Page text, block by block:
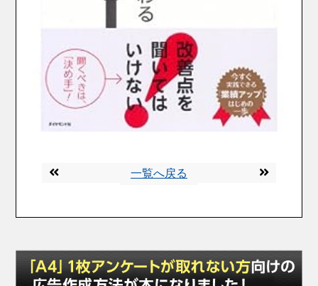
一覧へ戻る